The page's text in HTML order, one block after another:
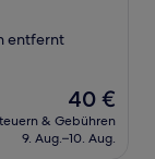
entfernt
Der
Preis
beträgt
40 €
& Gebühren
9. Aug.–10. Aug.